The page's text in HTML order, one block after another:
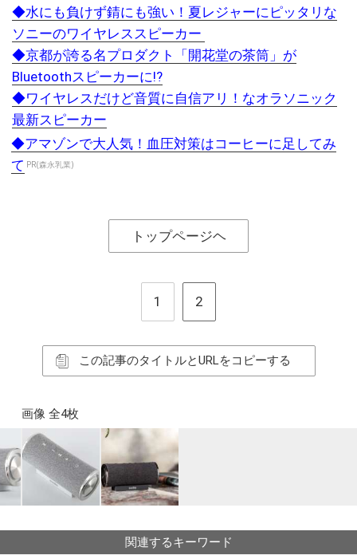
◆水にも負けず錆にも強い！夏レジャーにピッタリな
ソニーのワイヤレススピーカー
◆京都が誇る名プロダクト「開花堂の茶筒」が
Bluetoothスピーカーに!?
◆ワイヤレスだけど音質に自信アリ！なオラソニック
最新スピーカー
◆アマゾンで大人気！血圧対策はコーヒーに足してみ
て PR(森永乳業)
トップページヘ
1 2
この記事のタイトルとURLをコピーする
画像 全4枚
関連するキーワード